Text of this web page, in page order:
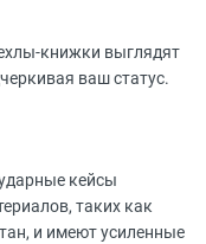
книжки выглядят
ваш статус.
кейсы
таких как
и имеют усиленные